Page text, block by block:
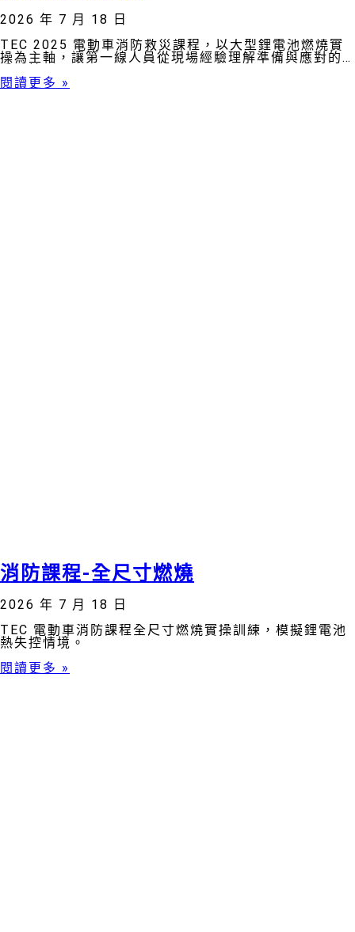
2026 年 7 月 18 日
TEC 2025 電動車消防救災課程，以大型鋰電池燃燒實
操為主軸，讓第一線人員從現場經驗理解準備與應對的
閱讀更多 »
消防課程-全尺寸燃燒
2026 年 7 月 18 日
TEC 電動車消防課程全尺寸燃燒實操訓練，模擬鋰電池
熱失控情境。
閱讀更多 »